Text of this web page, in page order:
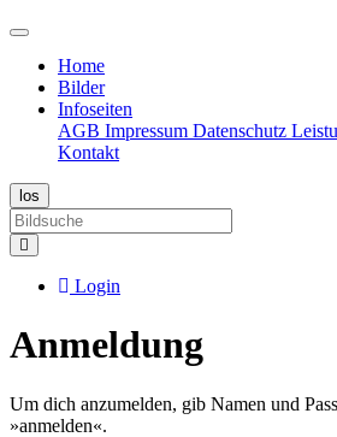
Home
Bilder
Infoseiten
AGB Impressum Datenschutz
Kontakt
Login
Anmeldung
Um dich anzumelden, gib Namen und
»anmelden«.